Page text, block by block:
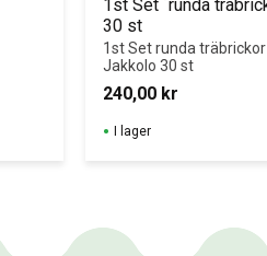
1st Set ´runda
30 st
1st Set runda träbrickor
Jakkolo 30 st
240,00 kr
I lager